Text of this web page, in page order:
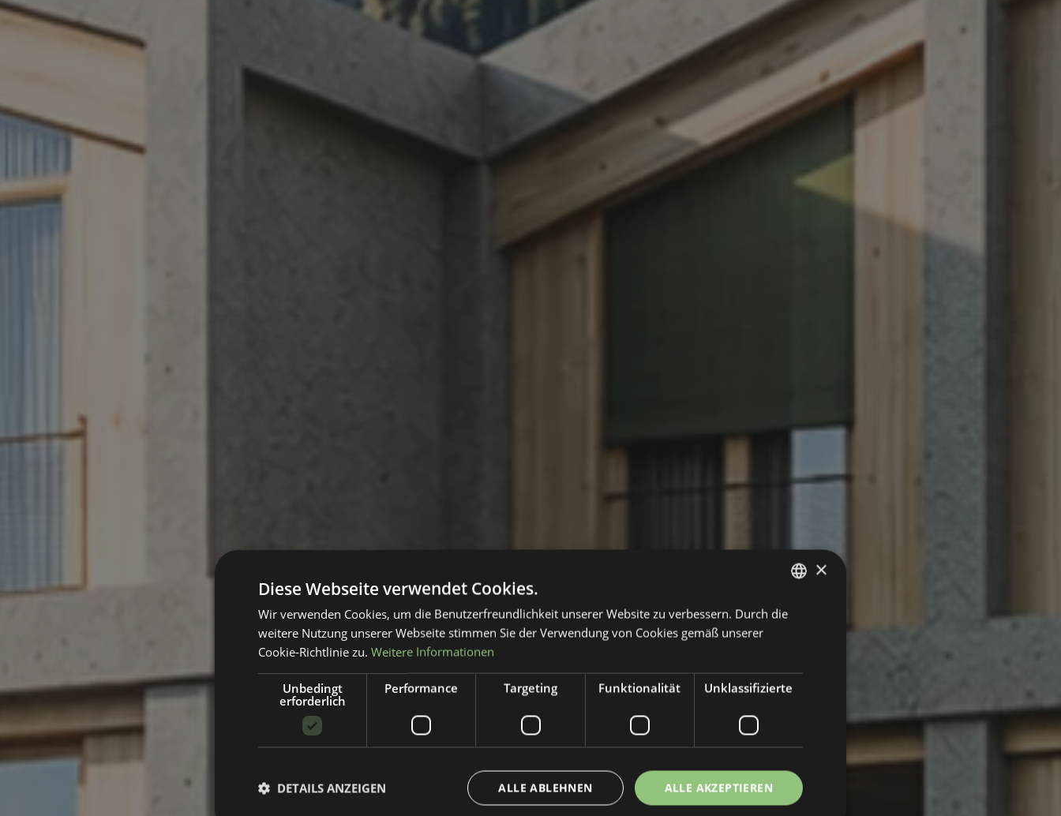
GERMAN
×
Diese Webseite verwendet Cookies.
Wir verwenden Cookies, um die Benutzerfreundlichkeit unserer Website zu verbessern. Durch die
weitere Nutzung unserer Webseite stimmen Sie der Verwendung von Cookies gemäß unserer
Cookie-Richtlinie zu. Weitere Informationen
Unbedingt
erforderlich
Performance Targeting Funktionalität Unklassifizierte
ALLE AKZEPTIEREN
ALLE ABLEHNEN
DETAILS ANZEIGEN